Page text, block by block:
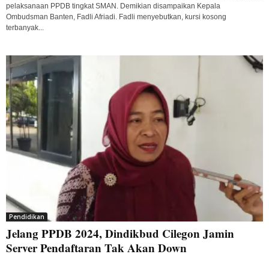
pelaksanaan PPDB tingkat SMAN. Demikian disampaikan Kepala
Ombudsman Banten, Fadli Afriadi. Fadli menyebutkan, kursi kosong
terbanyak...
Pendidikan
Jelang PPDB 2024, Dindikbud Cilegon Jamin
Server Pendaftaran Tak Akan Down